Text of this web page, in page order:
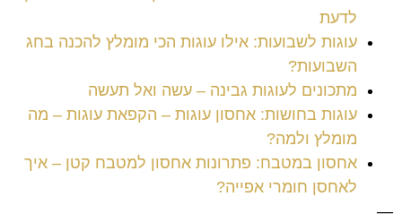
לדעת
עוגות לשבועות: אילו עוגות הכי מומלץ להכנה בחג
השבועות?
מתכונים לעוגות גבינה – עשה ואל תעשה
עוגות בחושות: אחסון עוגות – הקפאת עוגות – מה
מומלץ ולמה?
אחסון במטבח: פתרונות אחסון למטבח קטן – איך
לאחסן חומרי אפייה?
—